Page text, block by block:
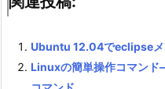
Ubuntu 12.04でeclipseメ
Linuxの簡単操作コマン